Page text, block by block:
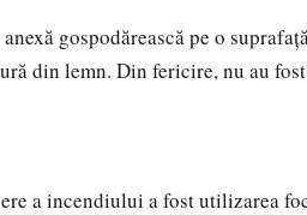
gospodărească pe o
din lemn. Din fericire, nu au
a incendiului a fost utilizarea